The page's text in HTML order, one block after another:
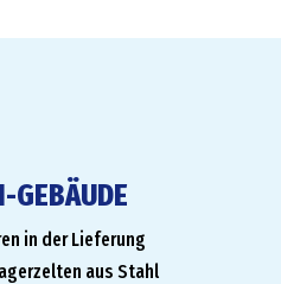
GEBÄUDE
in der Lieferung
aus Stahl